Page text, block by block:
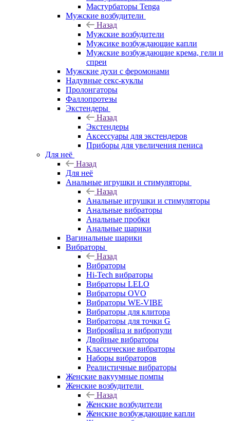
Мастурбаторы Tenga
Мужские возбудители
Назад
Мужские возбудители
Мужсике возбуждающие капли
Мужские возбуждающие крема, гели и
спреи
Мужские духи с феромонами
Надувные секс-куклы
Пролонгаторы
Фаллопротезы
Экстендеры
Назад
Экстендеры
Аксессуары для экстендеров
Приборы для увеличения пениса
Для неё
Назад
Для неё
Анальные игрушки и стимуляторы
Назад
Анальные игрушки и стимуляторы
Анальные вибраторы
Анальные пробки
Анальные шарики
Вагинальные шарики
Вибраторы
Назад
Вибраторы
Hi-Tech вибраторы
Вибраторы LELO
Вибраторы OVO
Вибраторы WE-VIBE
Вибраторы для клитора
Вибраторы для точки G
Виброяйца и вибропули
Двойные вибраторы
Классические вибраторы
Наборы вибраторов
Реалистичные вибраторы
Женские вакуумные помпы
Женские возбудители
Назад
Женские возбудители
Женские возбуждающие капли